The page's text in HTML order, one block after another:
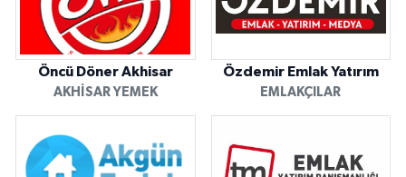
Öncü Döner Akhisar
AKHISAR YEMEK
Özdemir Emlak Yatırım
EMLAKÇILAR